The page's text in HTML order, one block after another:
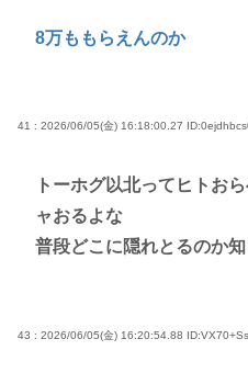
8万ももらえんのか
41 : 2026/06/05(金) 16:18:00.27
トーホグ以北ってヒトお
ャおるよな
普段どこに隠れとるのか
43 : 2026/06/05(金) 16:20:54.88